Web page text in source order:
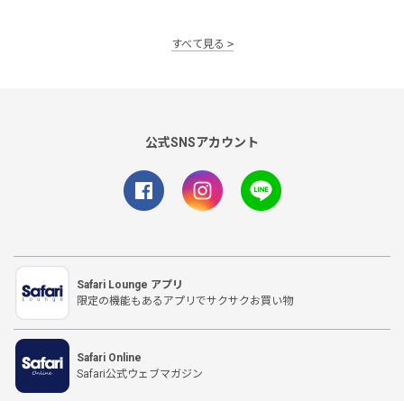
すべて見る
公式SNSアカウント
Safari Lounge アプリ
限定の機能もあるアプリでサクサクお買い物
Safari Online
Safari公式ウェブマガジン